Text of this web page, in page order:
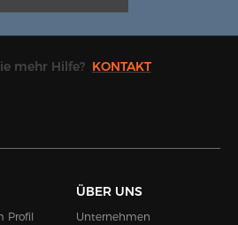
mehr Hilfe? KONTAKT
Profil
ÜBER UNS
Unternehmen